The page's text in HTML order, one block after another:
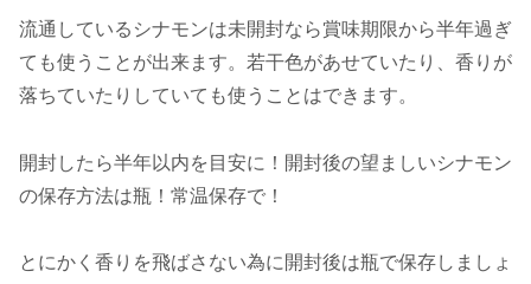
流通しているシナモンは未開封なら賞味期限から半年過ぎ
ても使うことが出来ます。若干色があせていたり、香りが
落ちていたりしていても使うことはできます。
開封したら半年以内を目安に！開封後の望ましいシナモン
の保存方法は瓶！常温保存で！
とにかく香りを飛ばさない為に開封後は瓶で保存しましょ